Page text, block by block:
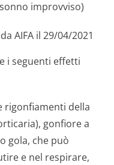
improvviso)
AIFA il 29/04/2021
i seguenti effetti
rigonfiamenti della
gonfiore a
gola, che può
e nel respirare,